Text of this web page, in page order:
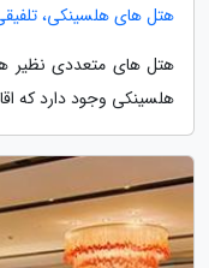
هتل های هلسینکی،
هتل های متعددی نظیر
هلسینکی وجود دارد که